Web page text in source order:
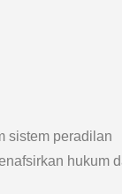
sistem peradilan
hukum